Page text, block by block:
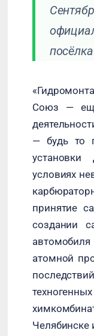
Союз —
— будь то
условиях
принятие
создании
атомной
Челябинске